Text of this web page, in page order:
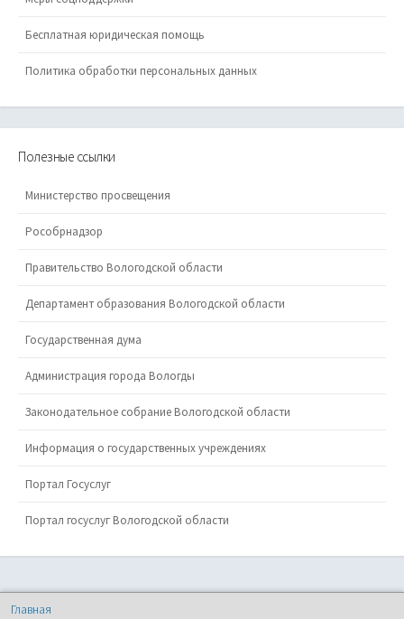
Бесплатная юридическая помощь
Политика обработки персональных данных
Полезные ссылки
Министерство просвещения
Рособрнадзор
Правительство Вологодской области
Департамент образования Вологодской области
Государственная дума
Администрация города Вологды
Законодательное собрание Вологодской области
Информация о государственных учреждениях
Портал Госуслуг
Портал госуслуг Вологодской области
Главная